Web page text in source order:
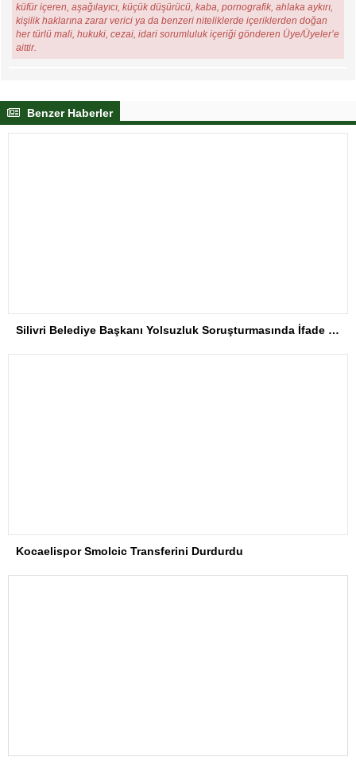
küfür içeren, aşağılayıcı, küçük düşürücü, kaba, pornografik, ahlaka aykırı,
kişilik haklarına zarar verici ya da benzeri niteliklerde içeriklerden doğan
her türlü mali, hukuki, cezai, idari sorumluluk içeriği gönderen Üye/Üyeler’e
aittir.
Benzer Haberler
Silivri Belediye Başkanı Yolsuzluk Soruşturmasında İfade Verdi
Kocaelispor Smolcic Transferini Durdurdu